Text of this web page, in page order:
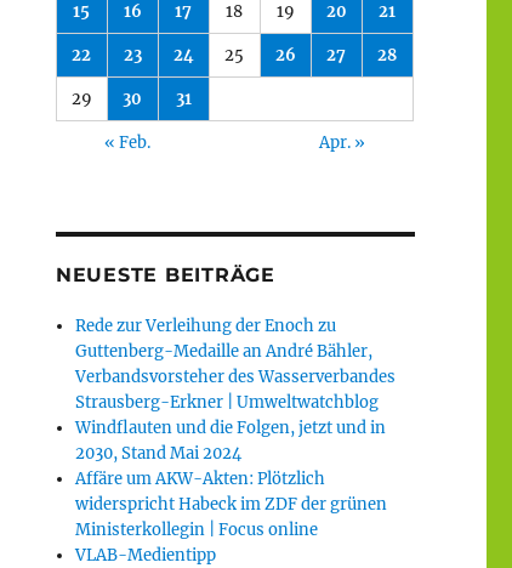
15 16 17 18 19 20 21
22 23 24 25 26 27 28
29 30 31
« Feb. Apr. »
NEUESTE BEITRÄGE
Rede zur Verleihung der Enoch zu
Guttenberg-Medaille an André Bähler,
Verbandsvorsteher des Wasserverbandes
Strausberg-Erkner | Umweltwatchblog
Windflauten und die Folgen, jetzt und in
2030, Stand Mai 2024
Affäre um AKW-Akten: Plötzlich
widerspricht Habeck im ZDF der grünen
Ministerkollegin | Focus online
VLAB-Medientipp